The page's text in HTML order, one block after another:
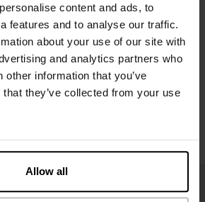
content and ads, to
features and to analyse our traffic.
about your use of our site with
and analytics partners who
other information that you’ve
they’ve collected from your use
Allow all